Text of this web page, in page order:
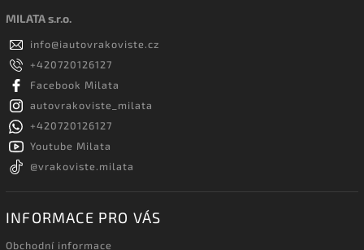
MILATA s.r.o.
info@iautovrakoviste.cz
+420720126127
Facebook Milata
autovrakoviste_milata
+420720126127
Youtube Milata
@vrakoviste.milata
INFORMACE PRO VÁS
Obchodní informace